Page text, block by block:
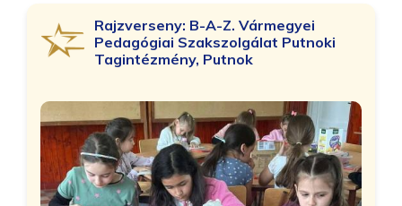
Rajzverseny: B-A-Z. Vármegyei
Pedagógiai Szakszolgálat Putnoki
Tagintézmény, Putnok